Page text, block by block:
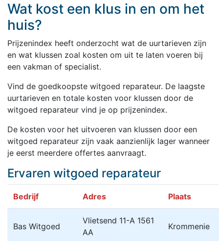
Wat kost een klus in en om het
huis?
Prijzenindex heeft onderzocht wat de uurtarieven zijn
en wat klussen zoal kosten om uit te laten voeren bij
een vakman of specialist.
Vind de goedkoopste witgoed reparateur. De laagste
uurtarieven en totale kosten voor klussen door de
witgoed reparateur vind je op prijzenindex.
De kosten voor het uitvoeren van klussen door een
witgoed reparateur zijn vaak aanzienlijk lager wanneer
je eerst meerdere offertes aanvraagt.
Ervaren witgoed reparateur
Bedrijf Adres Plaats
Bas Witgoed
Vlietsend 11-A 1561
AA
Krommenie